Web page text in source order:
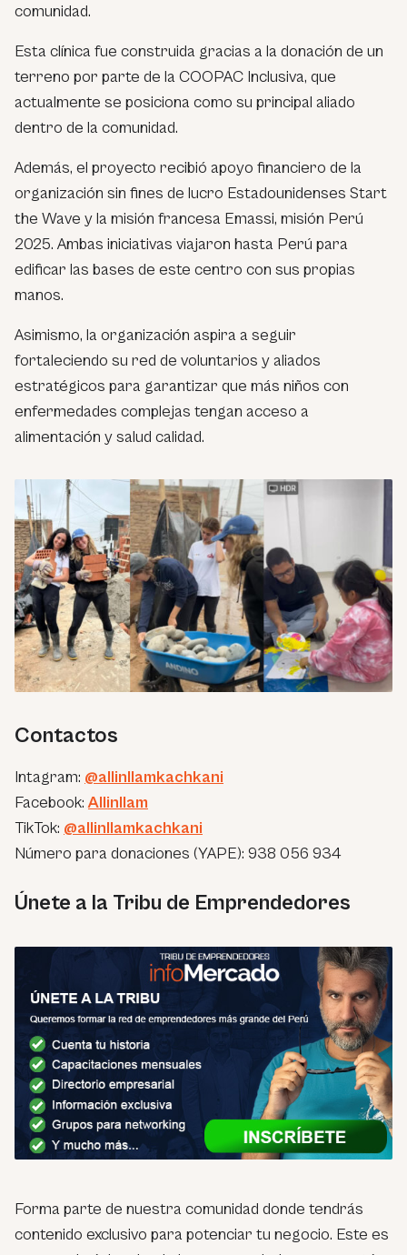
comunidad.
Esta clínica fue construida gracias a la donación de un
terreno por parte de la COOPAC Inclusiva, que
actualmente se posiciona como su principal aliado
dentro de la comunidad.
Además, el proyecto recibió apoyo financiero de la
organización sin fines de lucro Estadounidenses Start
the Wave y la misión francesa Emassi, misión Perú
2025. Ambas iniciativas viajaron hasta Perú para
edificar las bases de este centro con sus propias
manos.
Asimismo, la organización aspira a seguir
fortaleciendo su red de voluntarios y aliados
estratégicos para garantizar que más niños con
enfermedades complejas tengan acceso a
alimentación y salud calidad.
Contactos
Intagram: @allinllamkachkani
Facebook:Allinllam
TikTok: @allinllamkachkani
Número para donaciones (YAPE): 938 056 934
Únete a la Tribu de Emprendedores
Forma parte de nuestra comunidad donde tendrás
contenido exclusivo para potenciar tu negocio. Este es